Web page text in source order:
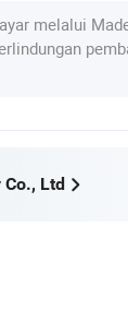
melalui
Co., Ltd